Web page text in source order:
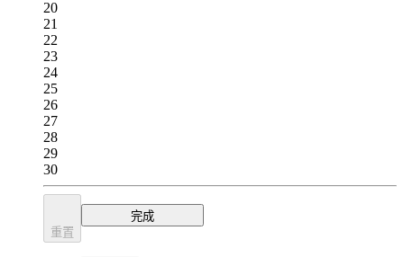
20
21
22
23
24
25
26
27
28
29
30
重置
完成